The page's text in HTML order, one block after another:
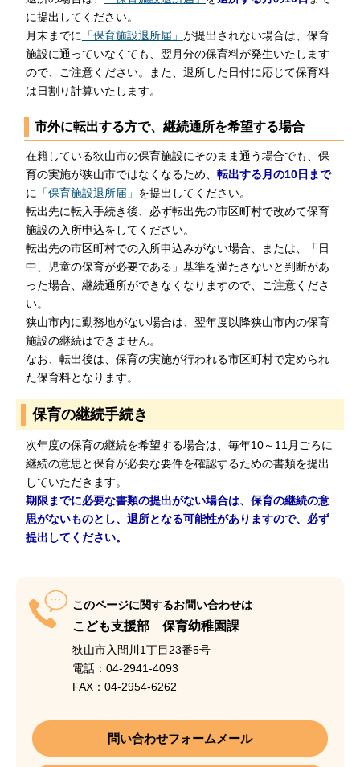
に提出してください。
月末までに 「保育施設退所届」 が提出されない場合は、保育
施設に通っていなくても、翌月分の保育料が発生いたします
ので、ご注意ください。また、退所した日付に応じて保育料
は日割り計算いたします。
市外に転出する方で、継続通所を希望する場合
在籍している狭山市の保育施設にそのまま通う場合でも、保
育の実施が狭山市ではなくなるため、 転出する月の10日まで
に
「保育施設退所届」 を提出してください。
転出先に転入手続き後、必ず転出先の市区町村で改めて保育
施設の入所申込をしてください。
転出先の市区町村での入所申込みがない場合、または、「日
中、児童の保育が必要である」基準を満たさないと判断があ
った場合、継続通所ができなくなりますので、ご注意くださ
い。
狭山市内に勤務地がない場合は、翌年度以降狭山市内の保育
施設の継続はできません。
なお、転出後は、保育の実施が行われる市区町村で定められ
た保育料となります。
保育の継続手続き
次年度の保育の継続を希望する場合は、毎年10～11月ごろに
継続の意思と保育が必要な要件を確認するための書類を提出
していただきます。
期限までに必要な書類の提出がない場合は、保育の継続の意
思がないものとし、退所となる可能性がありますので、必ず
提出してください。
このページに関するお問い合わせは
こども支援部 保育幼稚園課
狭山市入間川1丁目23番5号
電話：04-2941-4093
FAX：04-2954-6262
問い合わせフォームメール